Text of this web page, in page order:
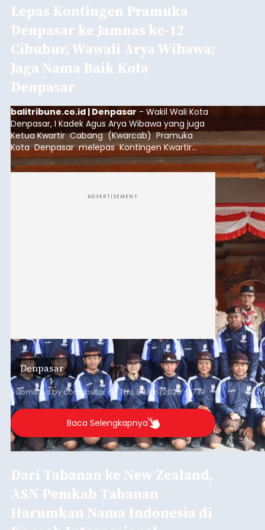
Lepas Kontingen Pramuka
Denpasar ke Jamnas ke-12
Cibubur, Wawali Arya Wibawa:
Jaga Nama Baik Kota
Denpasar
balitribune.co.id | Denpasar - Wakil Wali Kota
Denpasar, I Kadek Agus Arya Wibawa yang juga
Ketua Kwartir Cabang (Kwarcab) Pramuka
Kota Denpasar melepas Kontingen Kwartir
Cabang Gerakan Pramuka Denpasar yang akan
mengikuti Jambore Nasional Pramuka ke-12
ADVERTISEMENT
Denpasar
Submitted bycontributoronThu, 08/06/2026 - 17:19
Baca Selengkapnya
Dari Tabanan ke New Zealand,
ASN Pemkab Tabanan
Harumkan Nama Indonesia di